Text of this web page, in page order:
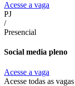
Acesse a vaga
PJ
/
Presencial
Social media pleno
Acesse a vaga
Acesse todas as vagas